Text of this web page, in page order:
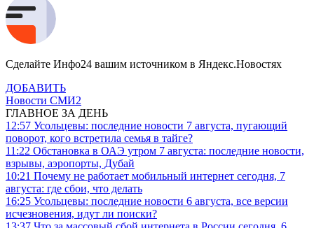
Сделайте Инфо24 вашим источником в Яндекс.Новостях
ДОБАВИТЬ
Новости СМИ2
ГЛАВНОЕ ЗА ДЕНЬ
12:57 Усольцевы: последние новости 7 августа, пугающий
поворот, кого встретила семья в тайге?
11:22 Обстановка в ОАЭ утром 7 августа: последние новости,
взрывы, аэропорты, Дубай
10:21 Почему не работает мобильный интернет сегодня, 7
августа: где сбои, что делать
16:25 Усольцевы: последние новости 6 августа, все версии
исчезновения, идут ли поиски?